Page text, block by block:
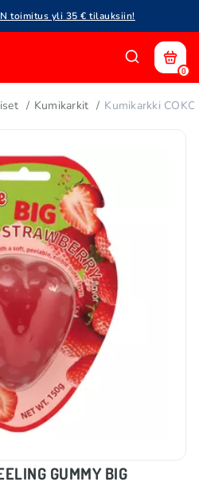
toimitus yli 35 € tilauksiin!
0
Kumikarkit Kumikarkki
GUMMY BIG